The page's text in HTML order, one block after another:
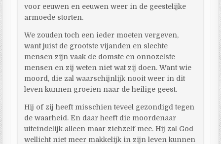
voor eeuwen en eeuwen weer in de geestelijke
armoede storten.
We zouden toch een ieder moeten vergeven,
want juist de grootste vijanden en slechte
mensen zijn vaak de domste en onnozelste
mensen en zij weten niet wat zij doen. Want wie
moord, die zal waarschijnlijk nooit weer in dit
leven kunnen groeien naar de heilige geest.
Hij of zij heeft misschien teveel gezondigd tegen
de waarheid. En daar heeft die moordenaar
uiteindelijk alleen maar zichzelf mee. Hij zal God
wellicht niet meer makkelijk in zijn leven kunnen